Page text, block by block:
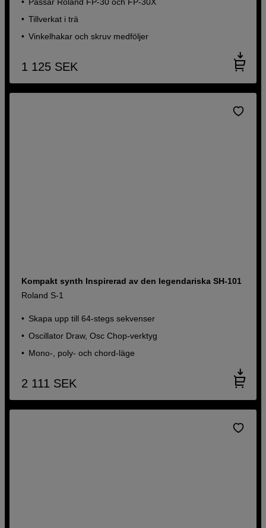
Tillverkat i trä
Vinkelhakar och skruv medföljer
1 125 SEK
Kompakt synth Inspirerad av den legendariska SH-101
Roland S-1
Skapa upp till 64-stegs sekvenser
Oscillator Draw, Osc Chop-verktyg
Mono-, poly- och chord-läge
2 111 SEK